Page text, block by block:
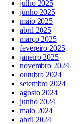
julho 2025
junho 2025
maio 2025
abril 2025
março 2025
fevereiro 2025
janeiro 2025
novembro 2024
outubro 2024
setembro 2024
agosto 2024
junho 2024
maio 2024
abril 2024